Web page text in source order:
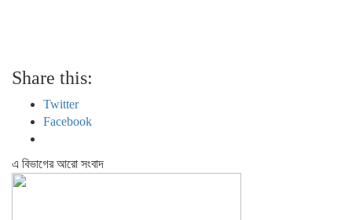
Share this:
Twitter
Facebook
এ বিভাগের আরো সংবাদ